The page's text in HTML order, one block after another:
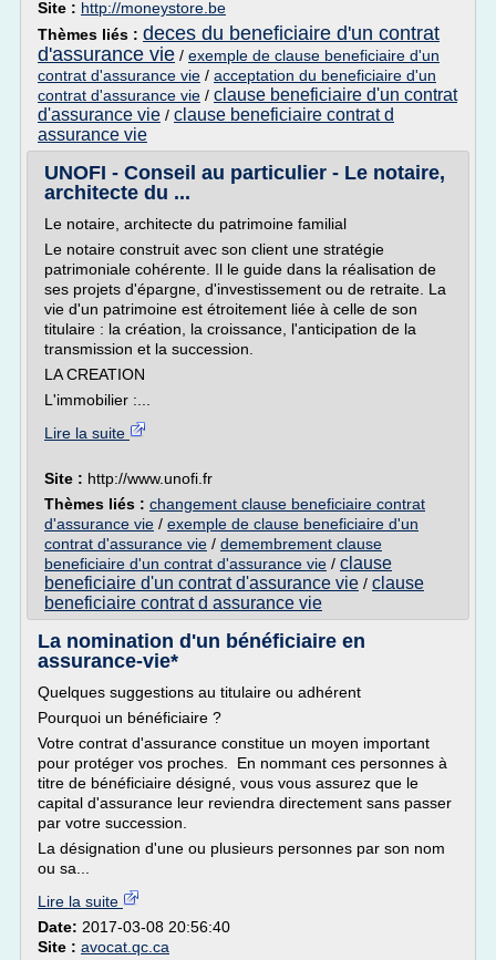
Site : http://moneystore.be
Thèmes liés : deces du beneficiaire d'un contrat
d'assurance vie / exemple de clause beneficiaire d'un
contrat d'assurance vie / acceptation du beneficiaire d'un
contrat d'assurance vie / clause beneficiaire d'un contrat
d'assurance vie / clause beneficiaire contrat d
assurance vie
UNOFI - Conseil au particulier - Le notaire,
architecte du ...
Le notaire, architecte du patrimoine familial
Le notaire construit avec son client une stratégie
patrimoniale cohérente. Il le guide dans la réalisation de
ses projets d'épargne, d'investissement ou de retraite. La
vie d'un patrimoine est étroitement liée à celle de son
titulaire : la création, la croissance, l'anticipation de la
transmission et la succession.
LA CREATION
L'immobilier :...
Lire la suite
Site : http://www.unofi.fr
Thèmes liés : changement clause beneficiaire contrat
d'assurance vie / exemple de clause beneficiaire d'un
contrat d'assurance vie / demembrement clause
beneficiaire d'un contrat d'assurance vie / clause
beneficiaire d'un contrat d'assurance vie / clause
beneficiaire contrat d assurance vie
La nomination d'un bénéficiaire en
assurance-vie*
Quelques suggestions au titulaire ou adhérent
Pourquoi un bénéficiaire ?
Votre contrat d'assurance constitue un moyen important
pour protéger vos proches. En nommant ces personnes à
titre de bénéficiaire désigné, vous vous assurez que le
capital d'assurance leur reviendra directement sans passer
par votre succession.
La désignation d'une ou plusieurs personnes par son nom
ou sa...
Lire la suite
Date: 2017-03-08 20:56:40
Site : avocat.qc.ca